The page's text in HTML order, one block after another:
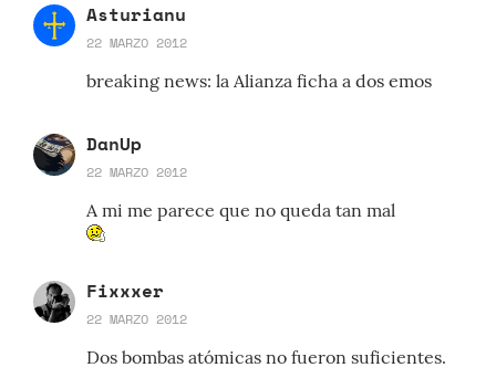
Asturianu
22 MARZO 2012
breaking news: la Alianza ficha a dos emos
DanUp
22 MARZO 2012
A mi me parece que no queda tan mal
Fixxxer
22 MARZO 2012
Dos bombas atómicas no fueron suficientes.